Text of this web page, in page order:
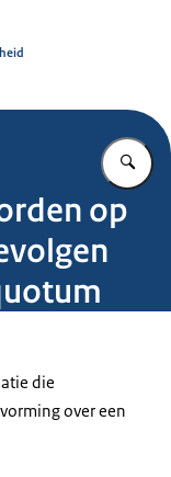
op
die
over een